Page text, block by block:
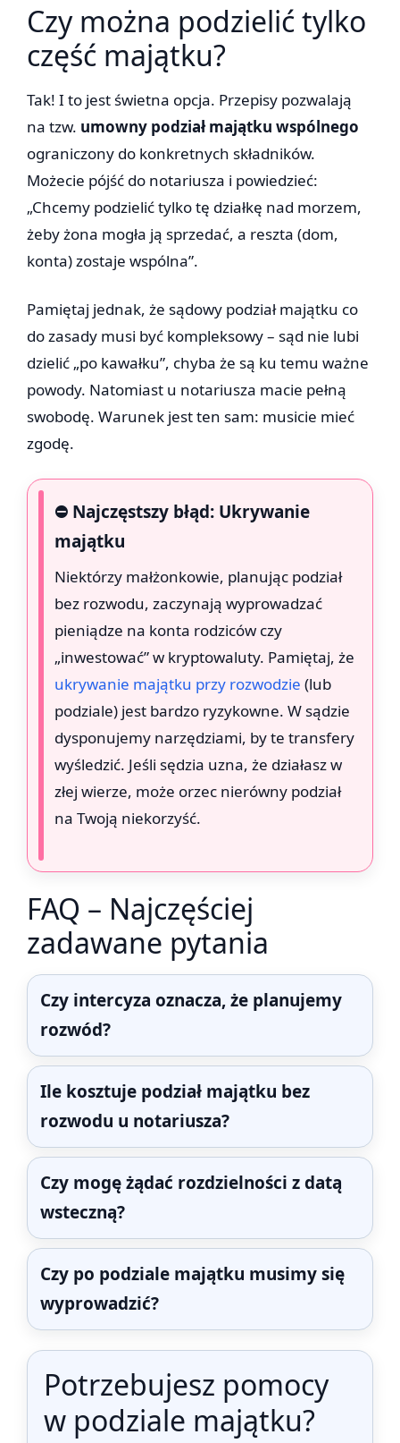
Czy można podzielić tylko
część majątku?
Tak! I to jest świetna opcja. Przepisy pozwalają
na tzw. umowny podział majątku wspólnego
ograniczony do konkretnych składników.
Możecie pójść do notariusza i powiedzieć:
„Chcemy podzielić tylko tę działkę nad morzem,
żeby żona mogła ją sprzedać, a reszta (dom,
konta) zostaje wspólna”.
Pamiętaj jednak, że sądowy podział majątku co
do zasady musi być kompleksowy – sąd nie lubi
dzielić „po kawałku”, chyba że są ku temu ważne
powody. Natomiast u notariusza macie pełną
swobodę. Warunek jest ten sam: musicie mieć
zgodę.
⛔ Najczęstszy błąd: Ukrywanie
majątku
Niektórzy małżonkowie, planując podział
bez rozwodu, zaczynają wyprowadzać
pieniądze na konta rodziców czy
„inwestować” w kryptowaluty. Pamiętaj, że
ukrywanie majątku przy rozwodzie (lub
podziale) jest bardzo ryzykowne. W sądzie
dysponujemy narzędziami, by te transfery
wyśledzić. Jeśli sędzia uzna, że działasz w
złej wierze, może orzec nierówny podział
na Twoją niekorzyść.
FAQ – Najczęściej
zadawane pytania
Czy intercyza oznacza, że planujemy
rozwód?
Ile kosztuje podział majątku bez
rozwodu u notariusza?
Czy mogę żądać rozdzielności z datą
wsteczną?
Czy po podziale majątku musimy się
wyprowadzić?
Potrzebujesz pomocy
w podziale majątku?